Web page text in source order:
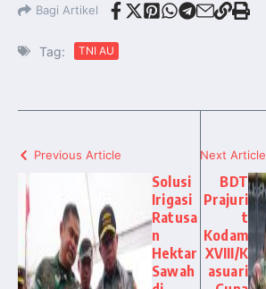
Bagi Artikel
Tag: TNI AU
Previous Article
Solusi
Irigasi
Ratusa
n
Hektar
Sawah
Next Article
BDT
Prajuri
t
Kodam
XVIII/K
asuari